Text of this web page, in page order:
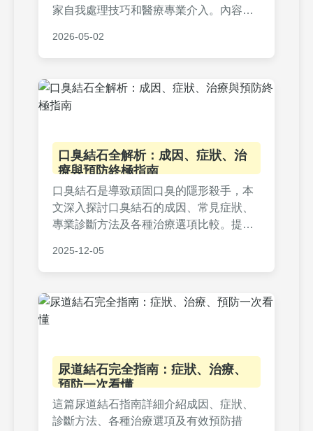
家自我處理技巧和醫療專業介入。內容涵
隱窩結石，減輕不適並改善口腔健康。適
合所有受此問題困擾的讀者參考。
2026-05-02
口臭結石全解析：成因、症狀、治
療與預防終極指南
口臭結石是導致頑固口臭的隱形殺手，本
文深入探討口臭結石的成因、常見症狀、
專業診斷方法及各種治療選項比較。提供
見疑問，幫助您徹底解決口臭問題，重獲
自信笑容。內容基於真實案例和醫學知
2025-12-05
尿道結石完全指南：症狀、治療、
預防一次看懂
這篇尿道結石指南詳細介紹成因、症狀、
診斷方法、各種治療選項及有效預防措